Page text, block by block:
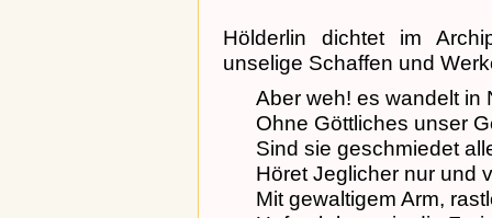
Hölderlin dichtet im
unselige Schaffen und
Aber weh! es wandelt in
Ohne Göttliches unser
Sind sie geschmiedet
Höret Jeglicher nur und
Mit gewaltigem Arm,